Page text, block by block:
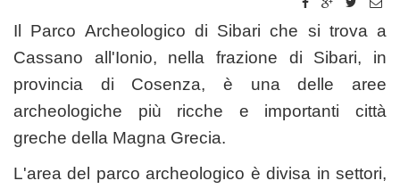
Il Parco Archeologico di Sibari che si trova a
Cassano all'Ionio, nella frazione di Sibari, in
provincia di Cosenza, è una delle aree
archeologiche più ricche e importanti città
greche della Magna Grecia.
L'area del parco archeologico è divisa in settori,